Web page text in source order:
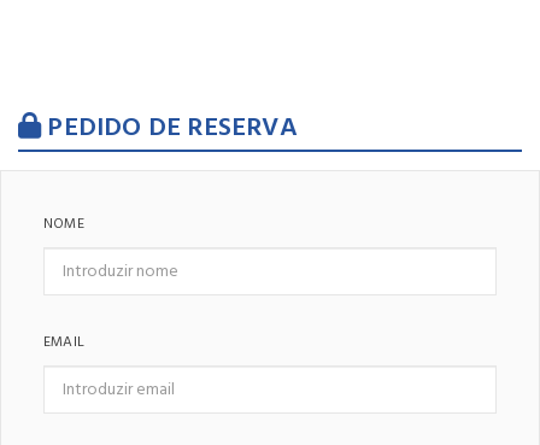
PEDIDO DE RESERVA
NOME
EMAIL